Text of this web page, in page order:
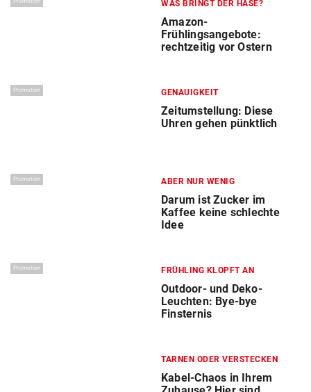
WAS BRINGT DER HASE?
Amazon-
Frühlingsangebote:
rechtzeitig vor Ostern
Promotion GENAUIGKEIT
Zeitumstellung: Diese
Uhren gehen pünktlich
Promotion ABER NUR WENIG
Darum ist Zucker im
Kaffee keine schlechte
Idee
Promotion FRÜHLING KLOPFT AN
Outdoor- und Deko-
Leuchten: Bye-bye
Finsternis
TARNEN ODER VERSTECKEN
Kabel-Chaos in Ihrem